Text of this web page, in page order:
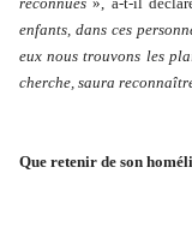
enfants, dans ces
eux nous trouvons les
cherche, saura
Que retenir de son